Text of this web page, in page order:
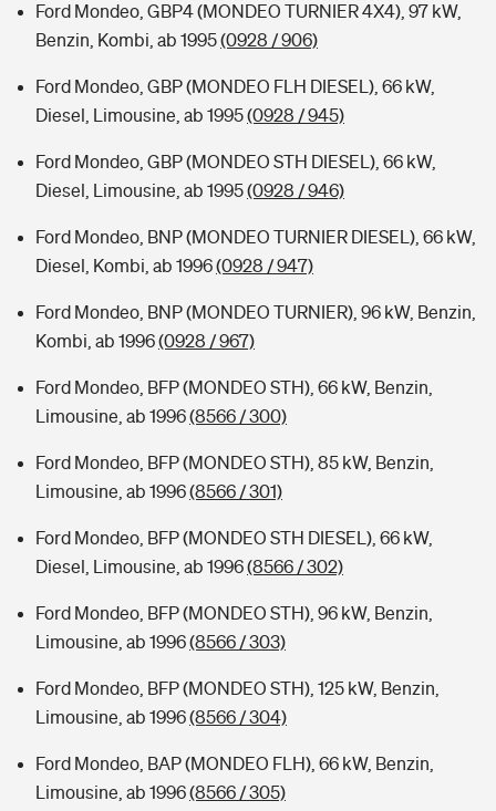
Ford Mondeo, GBP4 (MONDEO TURNIER 4X4), 97 kW,
Benzin, Kombi, ab 1995(0928 / 906)
Ford Mondeo, GBP (MONDEO FLH DIESEL), 66 kW,
Diesel, Limousine, ab 1995(0928 / 945)
Ford Mondeo, GBP (MONDEO STH DIESEL), 66 kW,
Diesel, Limousine, ab 1995(0928 / 946)
Ford Mondeo, BNP (MONDEO TURNIER DIESEL), 66 kW,
Diesel, Kombi, ab 1996(0928 / 947)
Ford Mondeo, BNP (MONDEO TURNIER), 96 kW, Benzin,
Kombi, ab 1996(0928 / 967)
Ford Mondeo, BFP (MONDEO STH), 66 kW, Benzin,
Limousine, ab 1996(8566 / 300)
Ford Mondeo, BFP (MONDEO STH), 85 kW, Benzin,
Limousine, ab 1996(8566 / 301)
Ford Mondeo, BFP (MONDEO STH DIESEL), 66 kW,
Diesel, Limousine, ab 1996(8566 / 302)
Ford Mondeo, BFP (MONDEO STH), 96 kW, Benzin,
Limousine, ab 1996(8566 / 303)
Ford Mondeo, BFP (MONDEO STH), 125 kW, Benzin,
Limousine, ab 1996(8566 / 304)
Ford Mondeo, BAP (MONDEO FLH), 66 kW, Benzin,
Limousine, ab 1996(8566 / 305)